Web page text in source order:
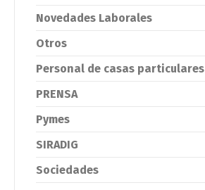
Novedades Laborales
Otros
Personal de casas particulares
PRENSA
Pymes
SIRADIG
Sociedades